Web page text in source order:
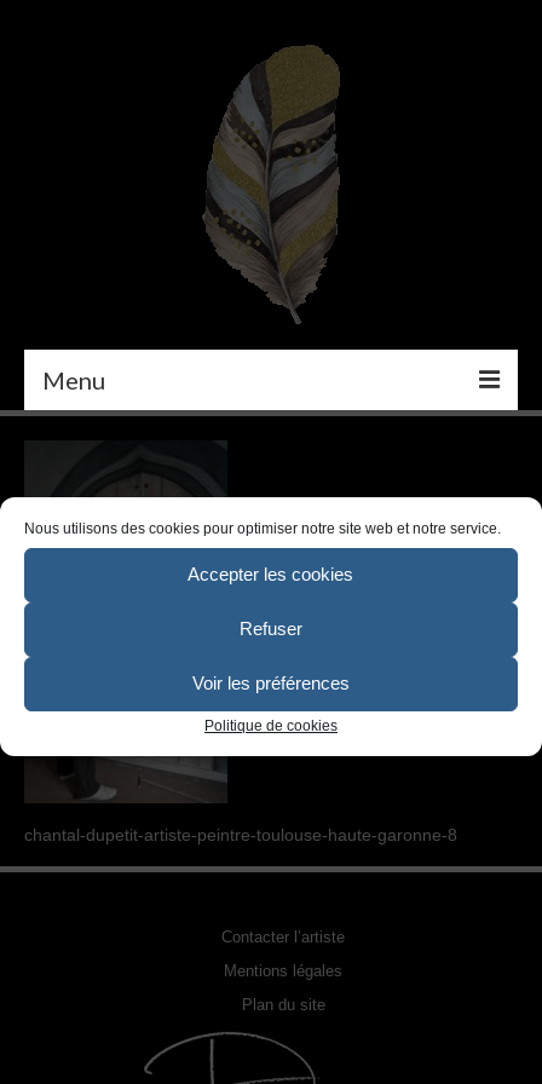
Nous utilisons des cookies pour optimiser notre site web et notre service.
Accepter les cookies
Refuser
Voir les préférences
Politique de cookies
Menu
PEINTURE
DÉCORATION INTÉRIEURE
SCULPTURE
REPRODUCTION DE PHOTO
EXPOSITIONS
PHOTOS DE L’ARTISTE
chantal-dupetit-artiste-peintre-toulouse-haute-garonne-8
Contacter l’artiste
Mentions légales
Plan du site